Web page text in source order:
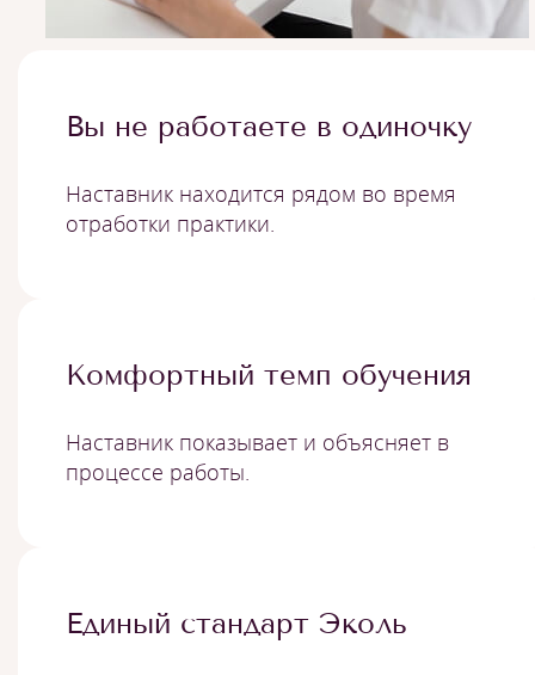
Вы не работаете в одиночку
Наставник находится рядом во время
отработки практики.
Комфортный темп обучения
Наставник показывает и объясняет в
процессе работы.
Единый стандарт Эколь